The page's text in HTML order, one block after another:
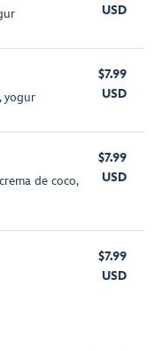
USD
yogur
$7.99
USD
de coco,
$7.99
USD
$7.99
USD